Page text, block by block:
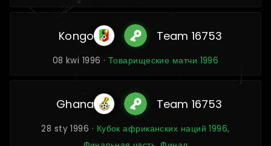
Kongo Team 16753
08 kwi 1996 · Товарищеские матчи 1996
Ghana Team 16753
28 sty 1996 · Кубок африканских наций 1996,